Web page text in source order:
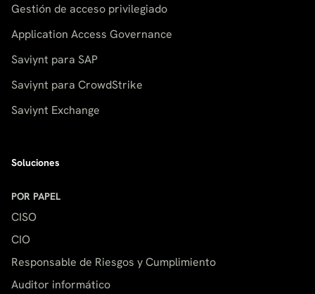
Gestión de acceso privilegiado
Application Access Governance
Saviynt para SAP
Saviynt para CrowdStrike
Saviynt Exchange
Soluciones
POR PAPEL
CISO
CIO
Responsable de Riesgos y Cumplimiento
Auditor informático